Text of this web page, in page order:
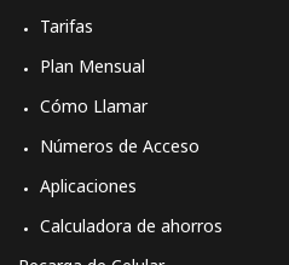
Tarifas
Plan Mensual
Cómo Llamar
Números de Acceso
Aplicaciones
Calculadora de ahorros